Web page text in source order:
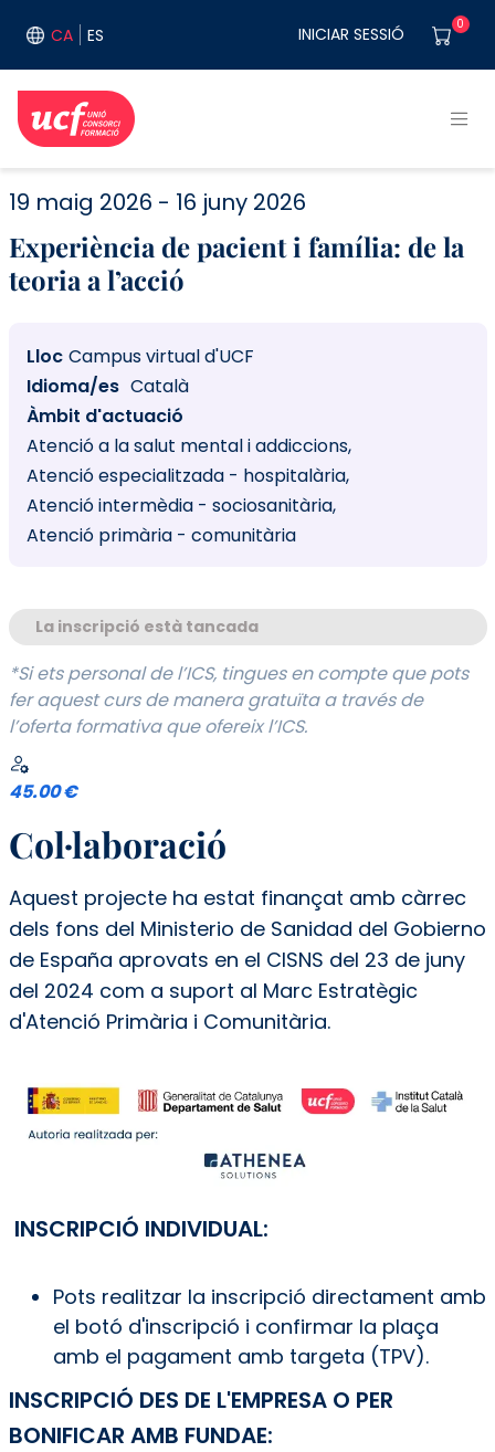
CA ES User
INICIAR SESSIÓ 0
19 maig 2026 16 juny 2026
Experiència de pacient i família: de la
teoria a l’acció
Lloc Campus virtual d'UCF
Idioma/es Català
Àmbit d'actuació
Atenció a la salut mental i addiccions
Atenció especialitzada - hospitalària
Atenció intermèdia - sociosanitària
Atenció primària - comunitària
La inscripció està tancada
*Si ets personal de l’ICS, tingues en compte que pots
fer aquest curs de manera gratuïta a través de
l’oferta formativa que ofereix l’ICS.
45.00 €
Col·laboració
Aquest projecte ha estat finançat amb càrrec
dels fons del Ministerio de Sanidad del Gobierno
de España aprovats en el CISNS del 23 de juny
del 2024 com a suport al Marc Estratègic
d'Atenció Primària i Comunitària.
INSCRIPCIÓ INDIVIDUAL:
Pots realitzar la inscripció directament amb
el botó d'inscripció i confirmar la plaça
amb el pagament amb targeta (TPV).
INSCRIPCIÓ DES DE L'EMPRESA O PER
BONIFICAR AMB FUNDAE: